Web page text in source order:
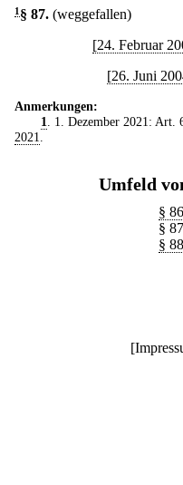
1 § 87. (weggefallen)
[24. Februar
[26. Juni
Anmerkungen:
1
. 1. Dezember 2021: Art.
2021
Umfeld
§
§
§
[